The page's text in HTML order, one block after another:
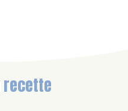
recette